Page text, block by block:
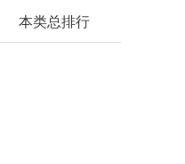
本类总排行